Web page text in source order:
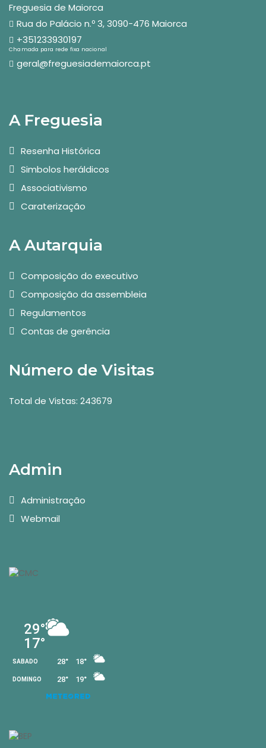
Freguesia de Maiorca
Rua do Palácio n.º 3, 3090-476 Maiorca
+351233930197
Chamada para rede fixa nacional
geral@freguesiademaiorca.pt
A Freguesia
Resenha Histórica
Simbolos heráldicos
Associativismo
Caraterização
A Autarquia
Composição do executivo
Composição da assembleia
Regulamentos
Contas de gerência
Número de Visitas
Total de Vistas: 243679
Admin
Administração
Webmail